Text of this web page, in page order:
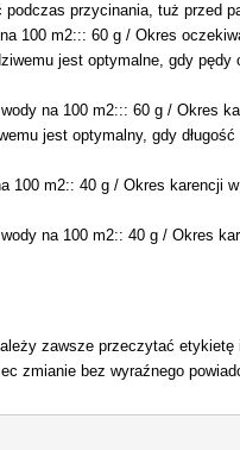
przycinania, tuż przed
100 m2::: 60 g / Okres
jest optymalne, gdy pędy
na 100 m2::: 60 g / Okres
jest optymalny, gdy
100 m2:: 40 g / Okres karencji
na 100 m2:: 40 g / Okres
zawsze przeczytać
zmianie bez wyraźnego